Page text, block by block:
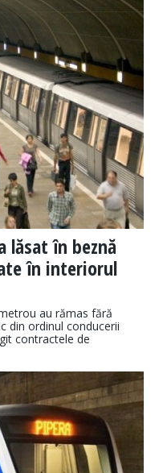
lăsat în beznă
în interiorul
au rămas fără
din ordinul conducerii
contractele de